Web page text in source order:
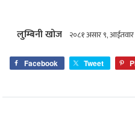
लुम्बिनी खोज २०८१ असार ९,
Facebook Tweet